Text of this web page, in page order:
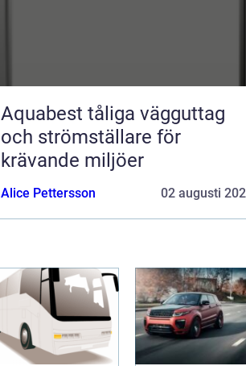
Aquabest tåliga vägguttag
och strömställare för
krävande miljöer
Alice Pettersson 02 augusti